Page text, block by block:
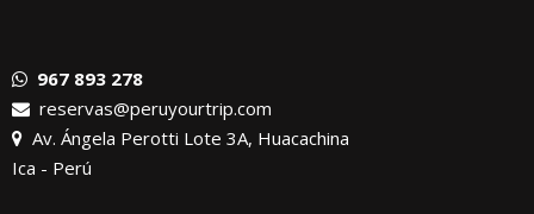
967 893 278
reservas@peruyourtrip.com
Av. Ángela Perotti Lote 3A, Huacachina
Ica - Perú